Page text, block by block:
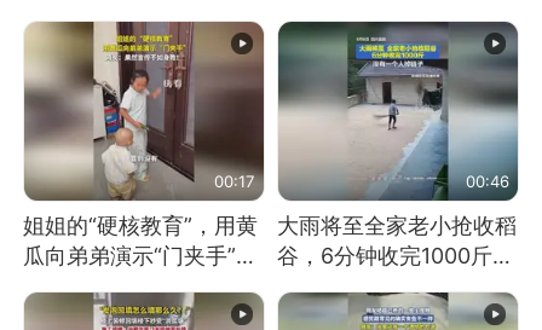
00:17
姐姐的“硬核教育”，用黄
瓜向弟弟演示“门夹手”，
教！
00:46
大雨将至全家老小抢收稻
谷，6分钟收完1000斤，